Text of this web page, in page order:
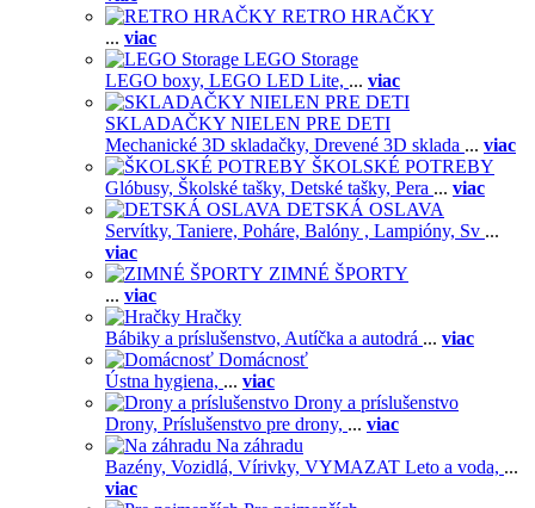
RETRO HRAČKY
... viac
LEGO Storage
LEGO boxy, LEGO LED Lite, ... viac
SKLADAČKY NIELEN PRE DETI
Mechanické 3D skladačky, Drevené 3D sklada ... viac
ŠKOLSKÉ POTREBY
Glóbusy, Školské tašky, Detské tašky, Pera ... viac
DETSKÁ OSLAVA
Servítky, Taniere, Poháre, Balóny , Lampióny, Sv ...
viac
ZIMNÉ ŠPORTY
... viac
Hračky
Bábiky a príslušenstvo, Autíčka a autodrá ... viac
Domácnosť
Ústna hygiena, ... viac
Drony a príslušenstvo
Drony, Príslušenstvo pre drony, ... viac
Na záhradu
Bazény, Vozidlá, Vírivky, VYMAZAT Leto a voda, ...
viac